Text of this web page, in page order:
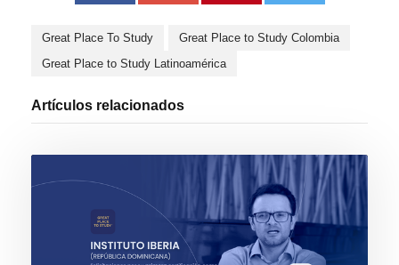
Great Place To Study
Great Place to Study Colombia
Great Place to Study Latinoamérica
Artículos relacionados